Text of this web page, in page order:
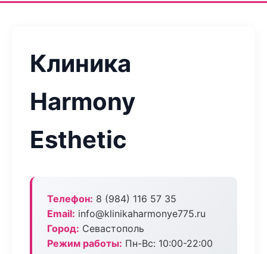
Клиника
Harmony
Esthetic
Телефон: 8 (984) 116 57 35
Email: info@klinikaharmonye775.ru
Город: Севастополь
Режим работы: Пн-Вс: 10:00-22:00